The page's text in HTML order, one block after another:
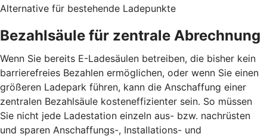
Alternative für bestehende Ladepunkte
Bezahlsäule für zentrale Abrechnung
Wenn Sie bereits E-Ladesäulen betreiben, die bisher kein
barrierefreies Bezahlen ermöglichen, oder wenn Sie einen
größeren Ladepark führen, kann die Anschaffung einer
zentralen Bezahlsäule kosteneffizienter sein. So müssen
Sie nicht jede Ladestation einzeln aus- bzw. nachrüsten
und sparen Anschaffungs-, Installations- und